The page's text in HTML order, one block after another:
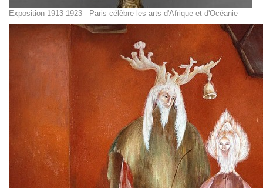
Exposition 1913-1923 - Paris célèbre les arts d'Afrique et d'Océanie